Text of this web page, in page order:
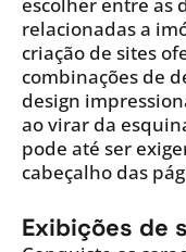
relacionadas a
criação de sites
combinações de
design
ao virar da
pode até ser
cabeçalho das
Exibições de